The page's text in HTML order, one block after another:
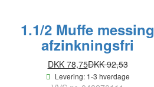
1.1/2 Muffe messing
afzinkningsfri
DKK 78,75DKK 92,53
Levering: 1-3 hverdage